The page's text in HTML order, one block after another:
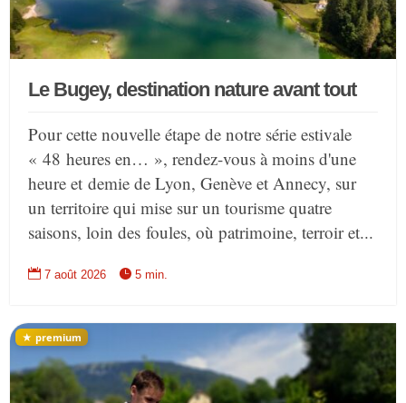
Le Bugey, destination nature avant tout
Pour cette nouvelle étape de notre série estivale
« 48 heures en… », rendez-vous à moins d'une
heure et demie de Lyon, Genève et Annecy, sur
un territoire qui mise sur un tourisme quatre
saisons, loin des foules, où patrimoine, terroir et...
 7 août 2026  5 min.